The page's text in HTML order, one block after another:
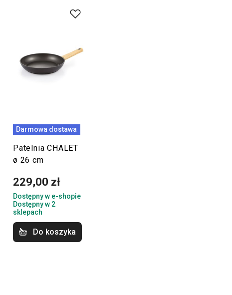
Darmowa dostawa
Patelnia CHALET
ø 26 cm
229,00 zł
Dostępny w e-shopie
Dostępny w 2
sklepach
Do koszyka